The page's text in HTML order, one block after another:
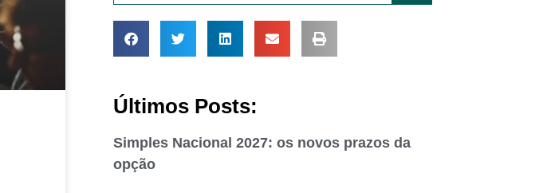
Últimos Posts:
Simples Nacional 2027: os novos prazos da
opção